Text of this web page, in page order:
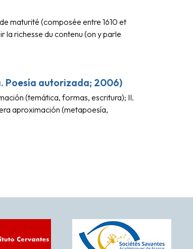
maturité (composée entre 1610 et
la richesse du contenu (on y parle
Poesía autorizada; 2006)
(temática, formas, escritura); II.
aproximación (metapoesía,